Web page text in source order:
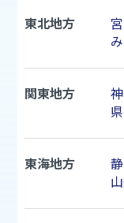
東北地方
み
関東地方
県
東海地方